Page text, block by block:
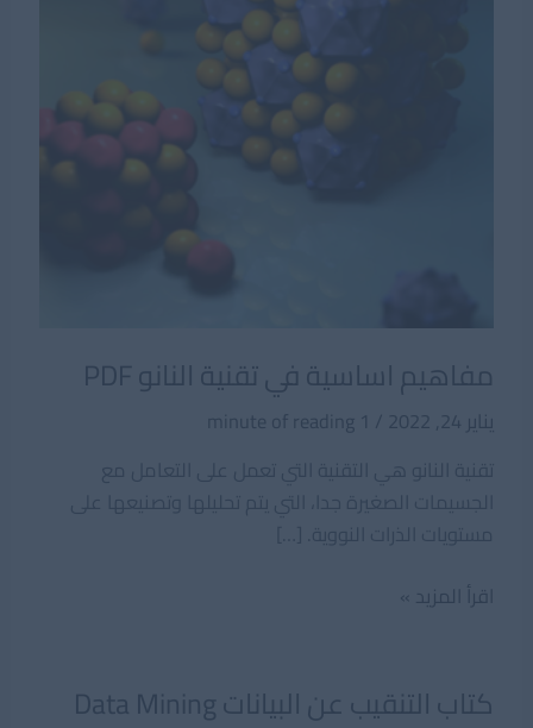
مفاهيم اساسية في تقنية النانو PDF
يناير 24, 2022 /
1 minute of reading
مفاهيم
تقنية
اقرأ المزيد »
كتاب التنقيب عن البيانات Data Mining